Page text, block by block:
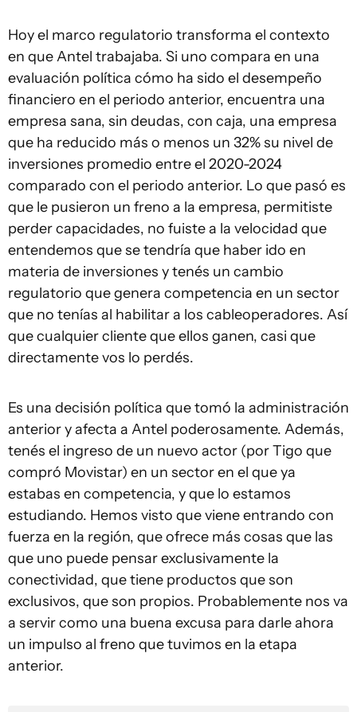
Hoy el marco regulatorio transforma el contexto
en que Antel trabajaba. Si uno compara en una
evaluación política cómo ha sido el desempeño
financiero en el periodo anterior, encuentra una
empresa sana, sin deudas, con caja, una empresa
que ha reducido más o menos un 32% su nivel de
inversiones promedio entre el 2020-2024
comparado con el periodo anterior. Lo que pasó es
que le pusieron un freno a la empresa, permitiste
perder capacidades, no fuiste a la velocidad que
entendemos que se tendría que haber ido en
materia de inversiones y tenés un cambio
regulatorio que genera competencia en un sector
que no tenías al habilitar a los cableoperadores. Así
que cualquier cliente que ellos ganen, casi que
directamente vos lo perdés.
Es una decisión política que tomó la administración
anterior y afecta a Antel poderosamente. Además,
tenés el ingreso de un nuevo actor (por Tigo que
compró Movistar) en un sector en el que ya
estabas en competencia, y que lo estamos
estudiando. Hemos visto que viene entrando con
fuerza en la región, que ofrece más cosas que las
que uno puede pensar exclusivamente la
conectividad, que tiene productos que son
exclusivos, que son propios. Probablemente nos va
a servir como una buena excusa para darle ahora
un impulso al freno que tuvimos en la etapa
anterior.